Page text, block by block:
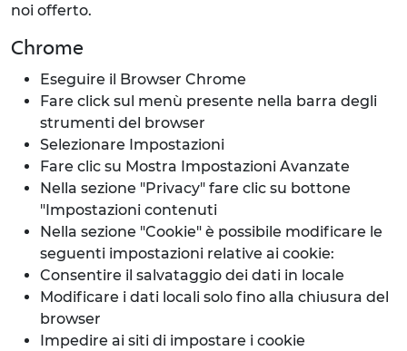
noi offerto.
Chrome
Eseguire il Browser Chrome
Fare click sul menù presente nella barra degli
strumenti del browser
Selezionare Impostazioni
Fare clic su Mostra Impostazioni Avanzate
Nella sezione "Privacy" fare clic su bottone
"Impostazioni contenuti
Nella sezione "Cookie" è possibile modificare le
seguenti impostazioni relative ai cookie:
Consentire il salvataggio dei dati in locale
Modificare i dati locali solo fino alla chiusura del
browser
Impedire ai siti di impostare i cookie